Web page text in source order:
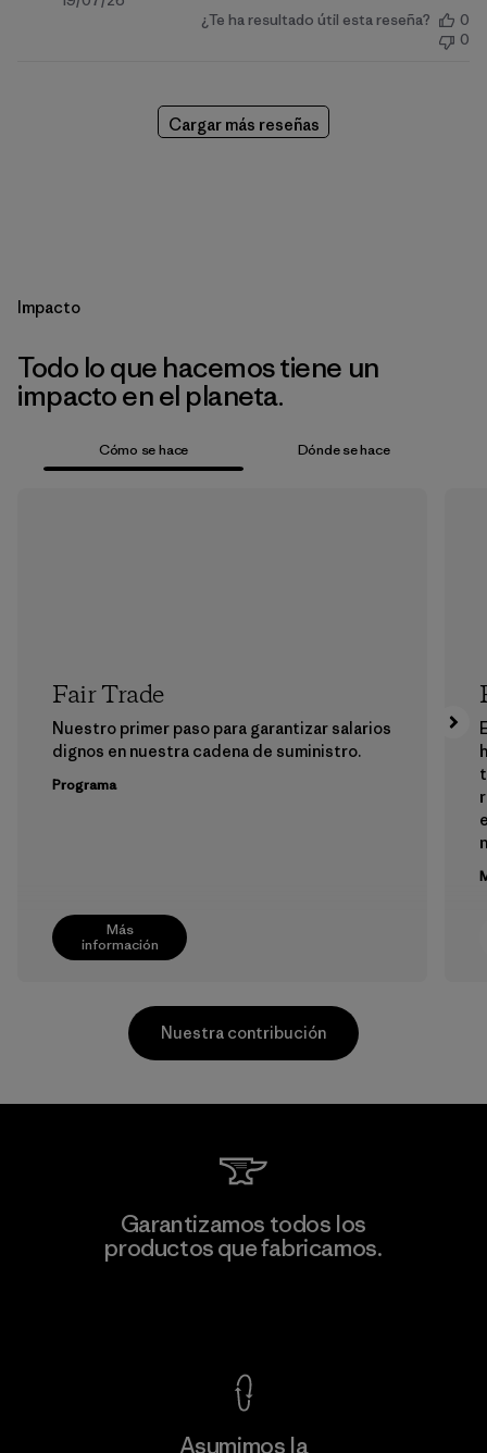
¿Te ha resultado útil esta reseña?
0
0
Cargar más reseñas
Impacto
Todo lo que hacemos tiene un
impacto en el planeta.
Cómo se hace Dónde se hace
Más
información
Fair Trade
Nuestro primer paso para garantizar salarios
dignos en nuestra cadena de suministro.
Programa
MAS Active (Pvt) Ltd - Sleekline
Factory
Nuestra contribución
Garantizamos todos los
productos que fabricamos.
Asumimos la